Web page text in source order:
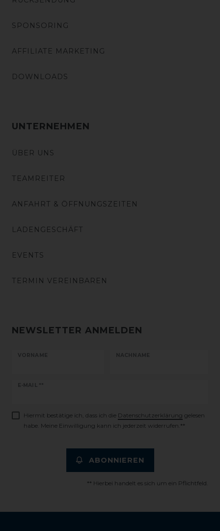
SPONSORING
AFFILIATE MARKETING
DOWNLOADS
UNTERNEHMEN
ÜBER UNS
TEAMREITER
ANFAHRT & ÖFFNUNGSZEITEN
LADENGESCHÄFT
EVENTS
TERMIN VEREINBAREN
NEWSLETTER ANMELDEN
VORNAME NACHNAME
E-MAIL **
Newsletter
Hiermit bestätige ich, dass ich die Daten­schutz­erklärung gelesen
habe. Meine Einwilligung kann ich jederzeit widerrufen.**
ABONNIEREN
** Hierbei handelt es sich um ein Pflichtfeld.